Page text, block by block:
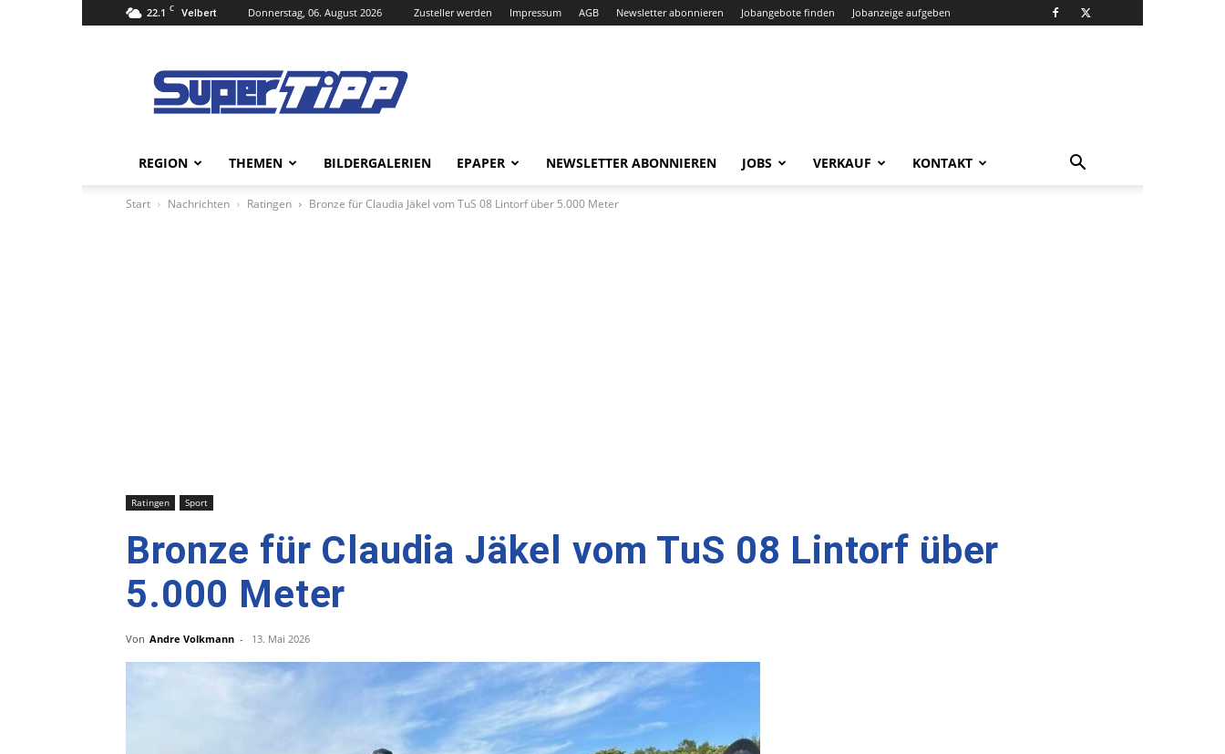
22.1 C Velbert Donnerstag, 06. August 2026 Zusteller werden Impressum AGB Newsletter abonnieren Jobangebote finden Jobanzeige aufgeben
Tipp
Online
REGION THEMEN BILDERGALERIEN EPAPER NEWSLETTER ABONNIEREN JOBS VERKAUF KONTAKT
Start Nachrichten Ratingen Bronze für Claudia Jäkel vom TuS 08 Lintorf über 5.000 Meter
Ratingen Sport
Bronze für Claudia Jäkel vom TuS 08 Lintorf über
5.000 Meter
Von Andre Volkmann - 13. Mai 2026